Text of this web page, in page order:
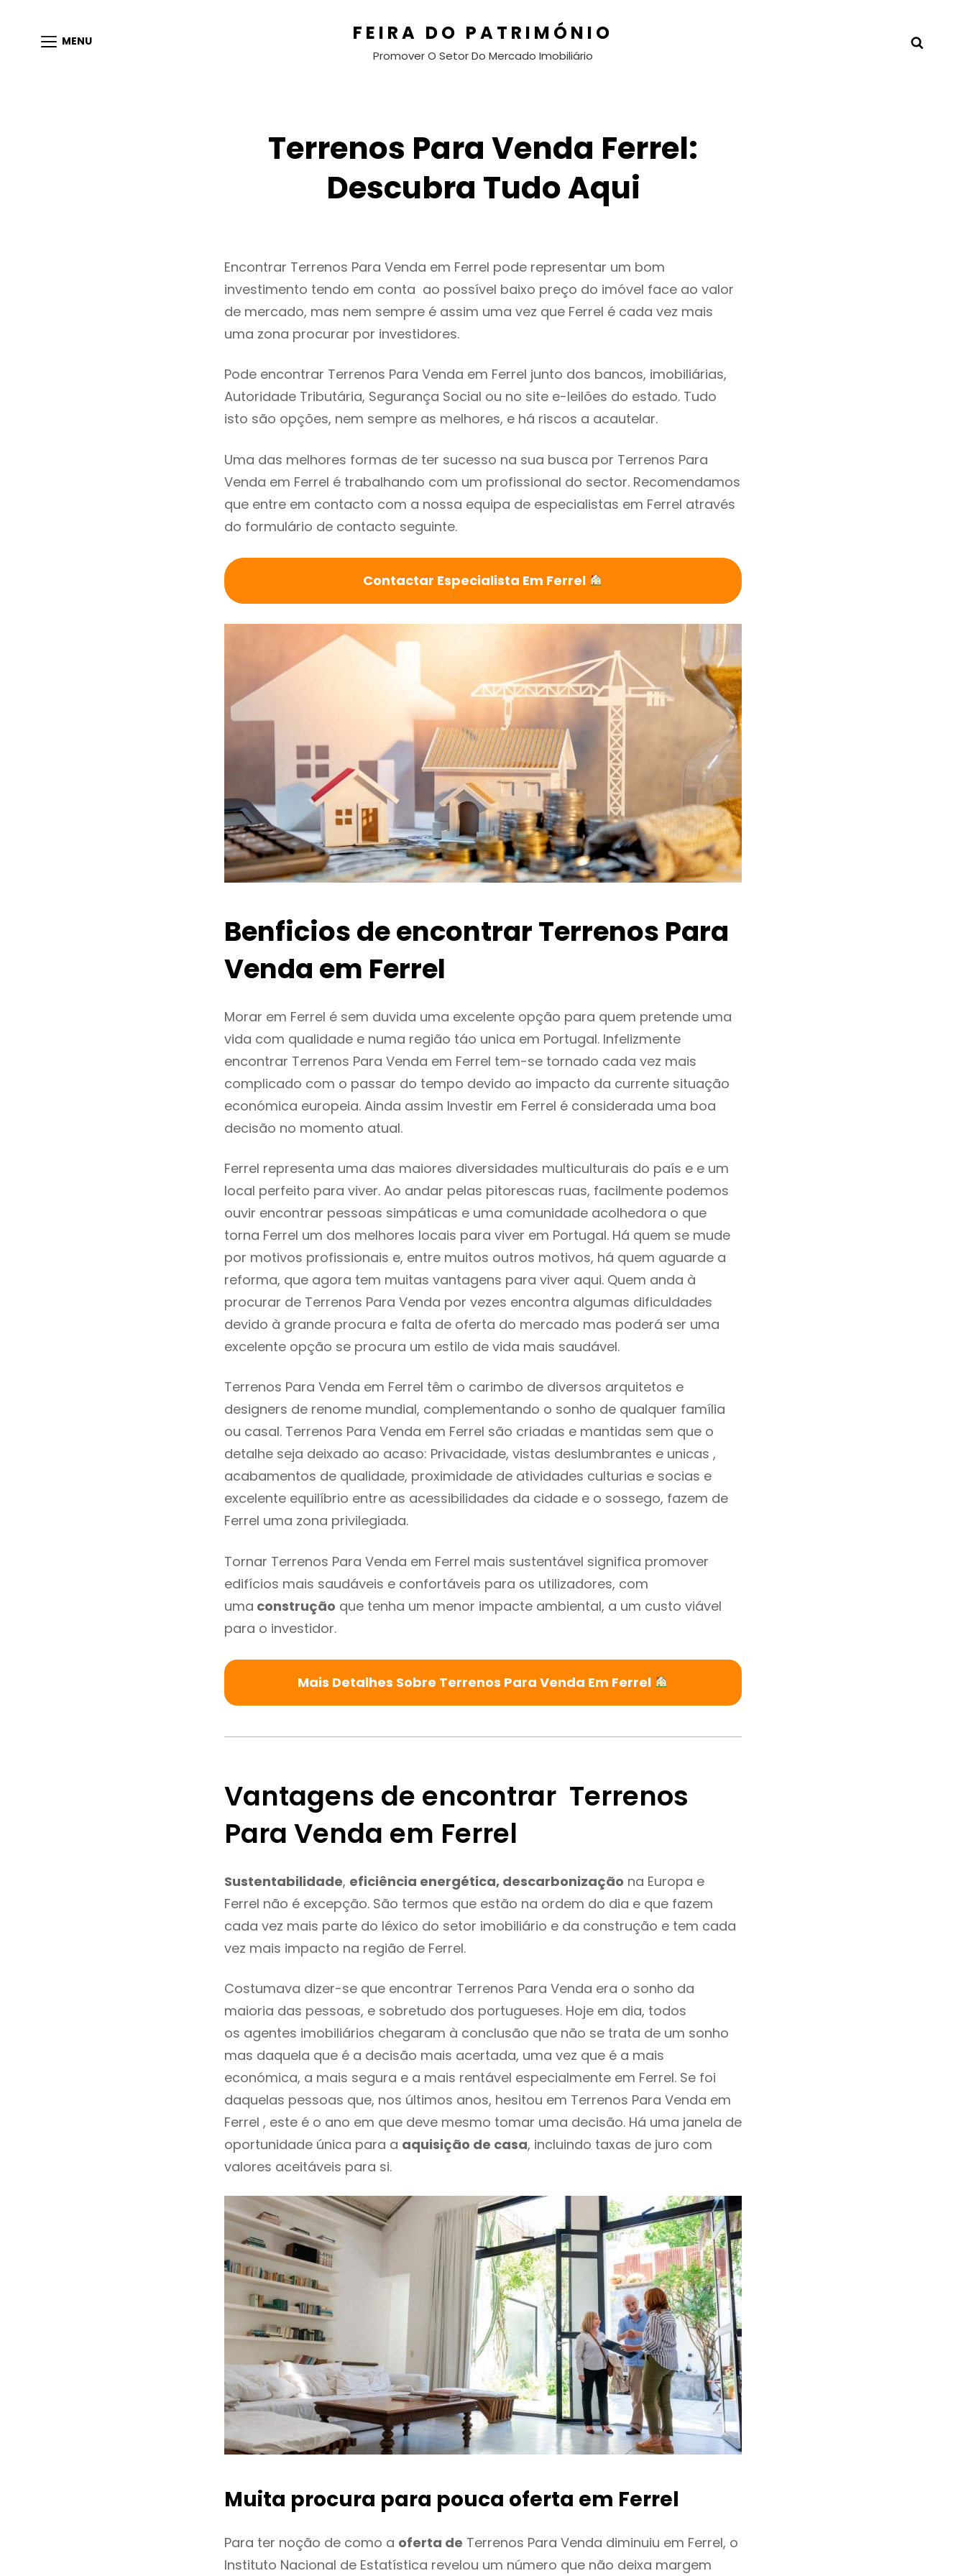
MENU FEIRA DO PATRIMÓNIO
Promover O Setor Do Mercado Imobiliário
Terrenos Para Venda Ferrel:
Descubra Tudo Aqui
Encontrar Terrenos Para Venda em Ferrel pode representar um bom
investimento tendo em conta ao possível baixo preço do imóvel face ao valor
de mercado, mas nem sempre é assim uma vez que Ferrel é cada vez mais
uma zona procurar por investidores.
Pode encontrar Terrenos Para Venda em Ferrel junto dos bancos, imobiliárias,
Autoridade Tributária, Segurança Social ou no site e-leilões do estado. Tudo
isto são opções, nem sempre as melhores, e há riscos a acautelar.
Uma das melhores formas de ter sucesso na sua busca por Terrenos Para
Venda em Ferrel é trabalhando com um profissional do sector. Recomendamos
que entre em contacto com a nossa equipa de especialistas em Ferrel através
do formulário de contacto seguinte.
Contactar Especialista Em Ferrel
Benficios de encontrar Terrenos Para
Venda em Ferrel
Morar em Ferrel é sem duvida uma excelente opção para quem pretende uma
vida com qualidade e numa região táo unica em Portugal. Infelizmente
encontrar Terrenos Para Venda em Ferrel tem-se tornado cada vez mais
complicado com o passar do tempo devido ao impacto da currente situação
económica europeia. Ainda assim Investir em Ferrel é considerada uma boa
decisão no momento atual.
Ferrel representa uma das maiores diversidades multiculturais do país e e um
local perfeito para viver. Ao andar pelas pitorescas ruas, facilmente podemos
ouvir encontrar pessoas simpáticas e uma comunidade acolhedora o que
torna Ferrel um dos melhores locais para viver em Portugal. Há quem se mude
por motivos profissionais e, entre muitos outros motivos, há quem aguarde a
reforma, que agora tem muitas vantagens para viver aqui. Quem anda à
procurar de Terrenos Para Venda por vezes encontra algumas dificuldades
devido à grande procura e falta de oferta do mercado mas poderá ser uma
excelente opção se procura um estilo de vida mais saudável.
Terrenos Para Venda em Ferrel têm o carimbo de diversos arquitetos e
designers de renome mundial, complementando o sonho de qualquer família
ou casal. Terrenos Para Venda em Ferrel são criadas e mantidas sem que o
detalhe seja deixado ao acaso: Privacidade, vistas deslumbrantes e unicas ,
acabamentos de qualidade, proximidade de atividades culturias e socias e
excelente equilíbrio entre as acessibilidades da cidade e o sossego, fazem de
Ferrel uma zona privilegiada.
Tornar Terrenos Para Venda em Ferrel mais sustentável significa promover
edifícios mais saudáveis e confortáveis para os utilizadores, com
uma construção que tenha um menor impacte ambiental, a um custo viável
para o investidor.
Mais Detalhes Sobre Terrenos Para Venda Em Ferrel
Vantagens de encontrar Terrenos
Para Venda em Ferrel
Sustentabilidade, eficiência energética, descarbonização na Europa e
Ferrel não é excepção. São termos que estão na ordem do dia e que fazem
cada vez mais parte do léxico do setor imobiliário e da construção e tem cada
vez mais impacto na região de Ferrel.
Costumava dizer-se que encontrar Terrenos Para Venda era o sonho da
maioria das pessoas, e sobretudo dos portugueses. Hoje em dia, todos
os agentes imobiliários chegaram à conclusão que não se trata de um sonho
mas daquela que é a decisão mais acertada, uma vez que é a mais
económica, a mais segura e a mais rentável especialmente em Ferrel. Se foi
daquelas pessoas que, nos últimos anos, hesitou em Terrenos Para Venda em
Ferrel , este é o ano em que deve mesmo tomar uma decisão. Há uma janela de
oportunidade única para a aquisição de casa, incluindo taxas de juro com
valores aceitáveis para si.
Muita procura para pouca oferta em Ferrel
Para ter noção de como a oferta de Terrenos Para Venda diminuiu em Ferrel, o
Instituto Nacional de Estatística revelou um número que não deixa margem